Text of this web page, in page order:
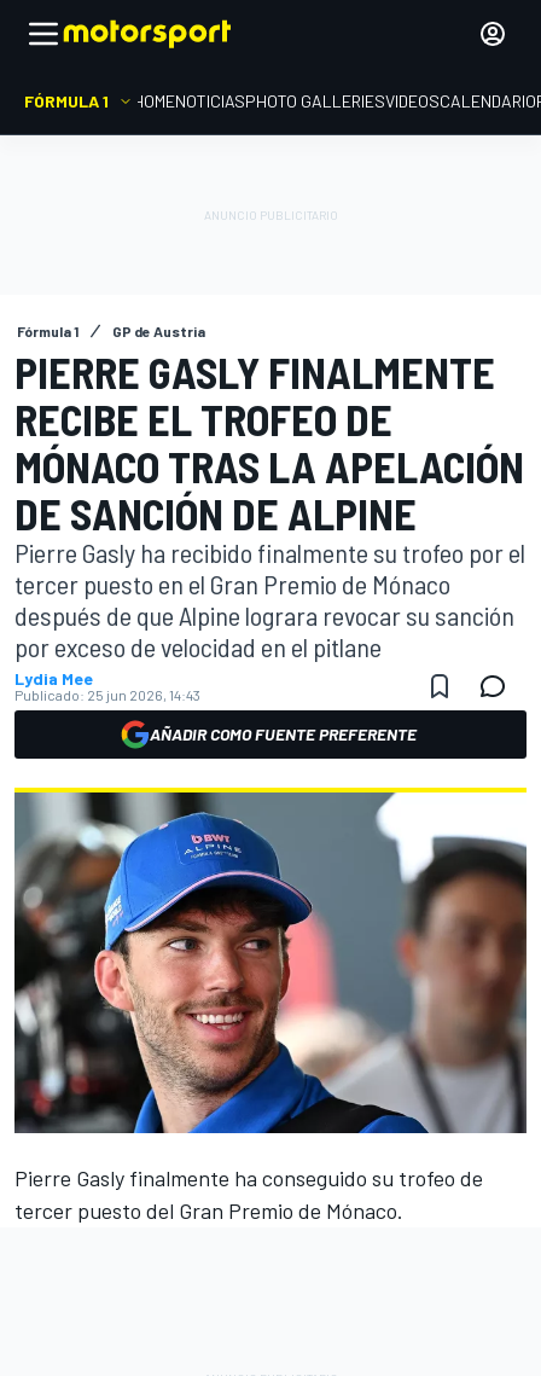
FÓRMULA 1 HOMENOTICIASPHOTO GALLERIESVIDEOSCALENDARIO
Fórmula 1 GP de Austria
PIERRE GASLY FINALMENTE
RECIBE EL TROFEO DE
MÓNACO TRAS LA APELACIÓN
DE SANCIÓN DE ALPINE
Pierre Gasly ha recibido finalmente su trofeo por el
tercer puesto en el Gran Premio de Mónaco
después de que Alpine lograra revocar su sanción
por exceso de velocidad en el pitlane
Lydia Mee
Publicado: 25 jun 2026, 14:43
AÑADIR COMO FUENTE PREFERENTE
Pierre Gasly finalmente ha conseguido su trofeo de
tercer puesto del Gran Premio de Mónaco.